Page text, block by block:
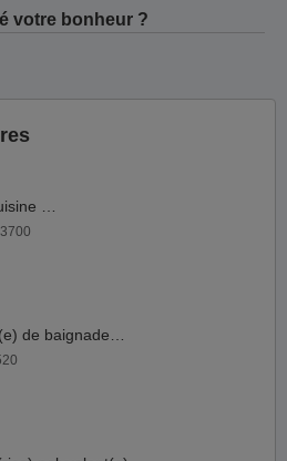
votre bonheur ?